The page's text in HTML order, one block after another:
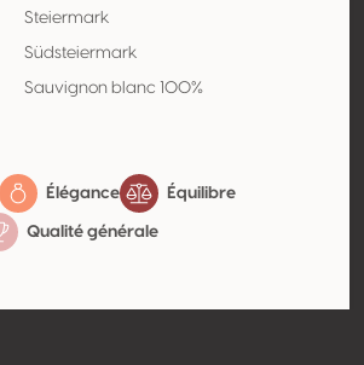
Steiermark
Südsteiermark
Sauvignon blanc 100%
Élégance Équilibre
Qualité générale